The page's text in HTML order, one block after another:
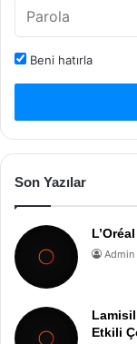
Beni hatırla
Son Yazılar
Admin
Etkili